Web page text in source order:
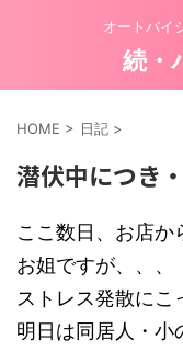
オートバイ
続・
HOME > 日記 >
潜伏中につき
ここ数日、お店か
お姐ですが、、、
ストレス発散に
明日は同居人・